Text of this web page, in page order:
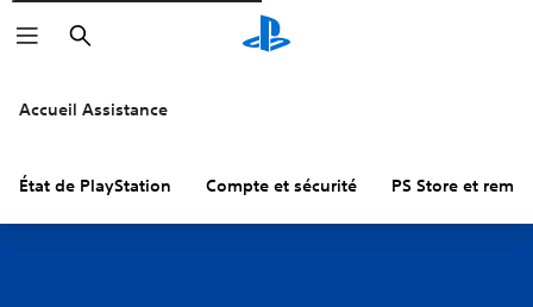
Rechercher
Accueil Assistance
État de PlayStation Compte et sécurité PS Store et